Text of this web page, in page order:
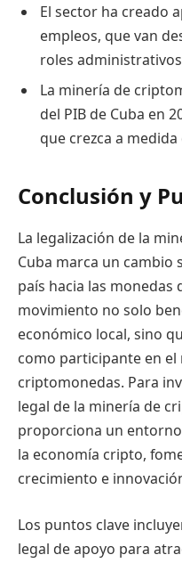
El sector ha creado
empleos, que van
roles
La minería de
del PIB de Cuba en
que crezca a
Conclusión y
La legalización de la
Cuba marca un cambio
país hacia las monedas
movimiento no solo
económico local, sino
como participante en
criptomonedas. Para
legal de la minería de
proporciona un
la economía cripto,
crecimiento e
Los puntos clave
legal de apoyo para